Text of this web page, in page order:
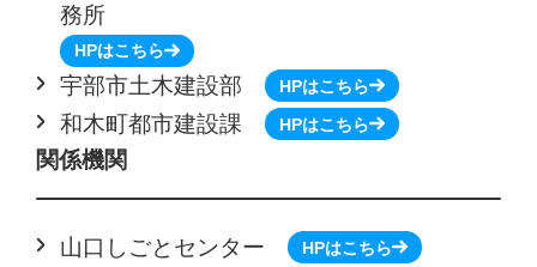
務所
HPはこちら
宇部市土木建設部 HPはこちら
和木町都市建設課 HPはこちら
関係機関
山口しごとセンター HPはこちら